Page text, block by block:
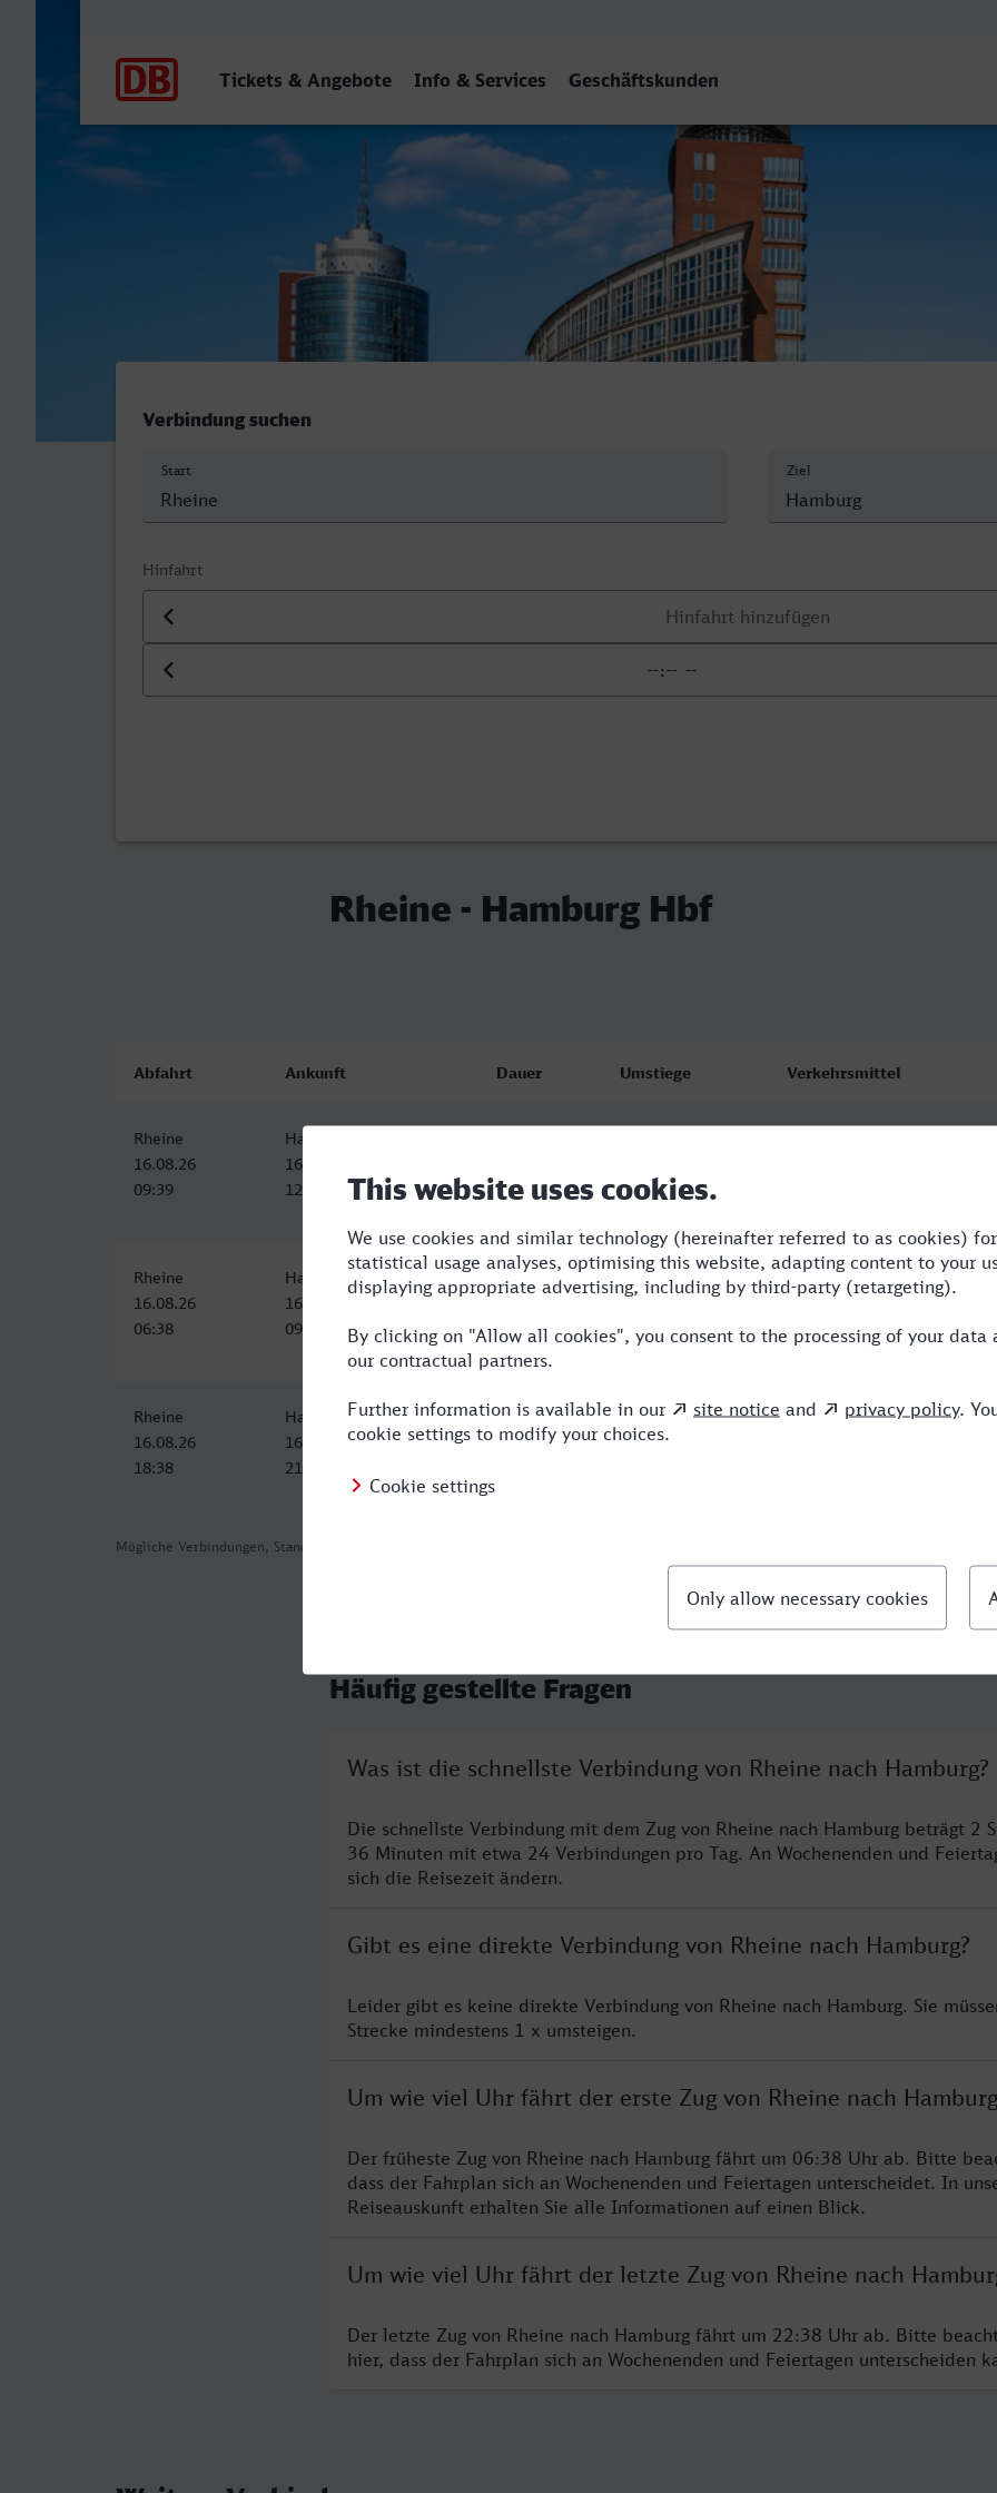
Tickets & Angebote Info & Services Geschäftskunden
Rheine - Hamburg Hbf
Verbindung suchen
Start Ziel
Hinfahrt
Datum der Hinfahrt
Uhrzeit der Hinfahrt
Rheine - Hamburg Hbf
Mögliche Verbindungen, Stand: 2026-08-02 01:53
Abfahrt Ankunft Dauer Umstiege Verkehrsmittel
Rheine
16.08.26
09:39
Hamburg Hbf
16.08.26
12:15
Rheine
16.08.26
06:38
Hamburg Hbf
16.08.26
09:15
2:37 WFB,ICE
Rheine
16.08.26
18:38
Hamburg Hbf
16.08.26
21:15
2:37 1 WFB,ICE
Häufig gestellte Fragen
Was ist die schnellste Verbindung von Rheine nach Hamburg?
Die schnellste Verbindung mit dem Zug von Rheine nach Hamburg beträgt 2
36 Minuten mit etwa 24 Verbindungen pro Tag. An Wochenenden und
sich die Reisezeit ändern.
Gibt es eine direkte Verbindung von Rheine nach Hamburg?
Leider gibt es keine direkte Verbindung von Rheine nach Hamburg. Sie
Strecke mindestens 1 x umsteigen.
Um wie viel Uhr fährt der erste Zug von Rheine nach
Der früheste Zug von Rheine nach Hamburg fährt um 06:38 Uhr ab. Bitte
dass der Fahrplan sich an Wochenenden und Feiertagen unterscheidet. In
Reiseauskunft erhalten Sie alle Informationen auf einen Blick.
Um wie viel Uhr fährt der letzte Zug von Rheine nach
Der letzte Zug von Rheine nach Hamburg fährt um 22:38 Uhr ab. Bitte
hier, dass der Fahrplan sich an Wochenenden und Feiertagen unterscheiden